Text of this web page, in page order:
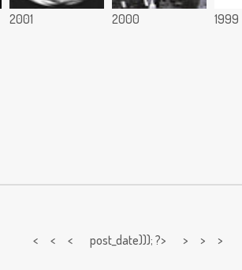
2001 2000 1999
< < < post_date))); ?> > > >